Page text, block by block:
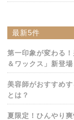
最新5件
第一印象が変わる
＆ワックス」新登場
美容師がおすすめ
とは？
夏限定！ひんやり